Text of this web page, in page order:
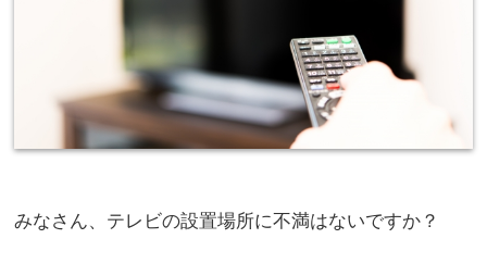
みなさん、テレビの設置場所に不満はないですか？